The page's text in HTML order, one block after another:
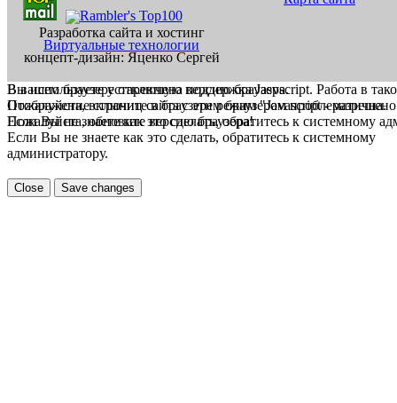
Разработка сайта и хостинг
Виртуальные технологии
концепт-дизайн: Яценко Сергей
В вашем браузере отключена поддержка Jasvscript. Работа в
Пожалуйста, включите в браузере режим "Javascript -
Если Вы не знаете как это сделать, обратитесь к системному
Вы используете устаревшую версию браузера.
Отображение страниц сайта с этим браузером проблематична.
Пожалуйста, обновите версию браузера!
Если Вы не знаете как это сделать, обратитесь к системному
администратору.
Close Save changes